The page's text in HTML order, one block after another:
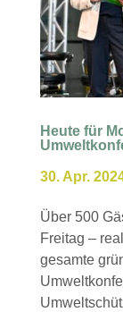
Heute für
30. Apr.
Über 500
Freitag –
gesamte